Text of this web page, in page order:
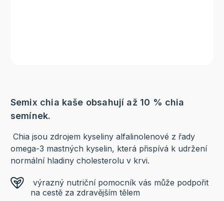
Semix chia kaše obsahují až 10 % chia
semínek.
Chia jsou zdrojem kyseliny alfalinolenové z řady
omega-3 mastných kyselin, která přispívá k udržení
normální hladiny cholesterolu v krvi.
výrazný nutriční pomocník vás může podpořit
na cestě za zdravějším tělem